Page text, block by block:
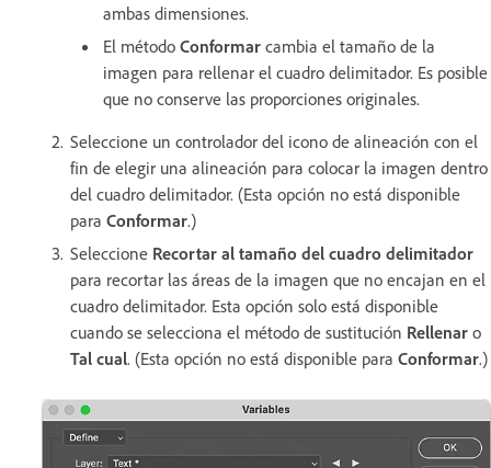
ambas dimensiones.
El método Conformar cambia el tamaño de la
imagen para rellenar el cuadro delimitador. Es posible
que no conserve las proporciones originales.
Seleccione un controlador del icono de alineación con el
fin de elegir una alineación para colocar la imagen dentro
del cuadro delimitador. (Esta opción no está disponible
para Conformar.)
Seleccione Recortar al tamaño del cuadro delimitador
para recortar las áreas de la imagen que no encajan en el
cuadro delimitador. Esta opción solo está disponible
cuando se selecciona el método de sustitución Rellenar o
Tal cual. (Esta opción no está disponible para Conformar.)